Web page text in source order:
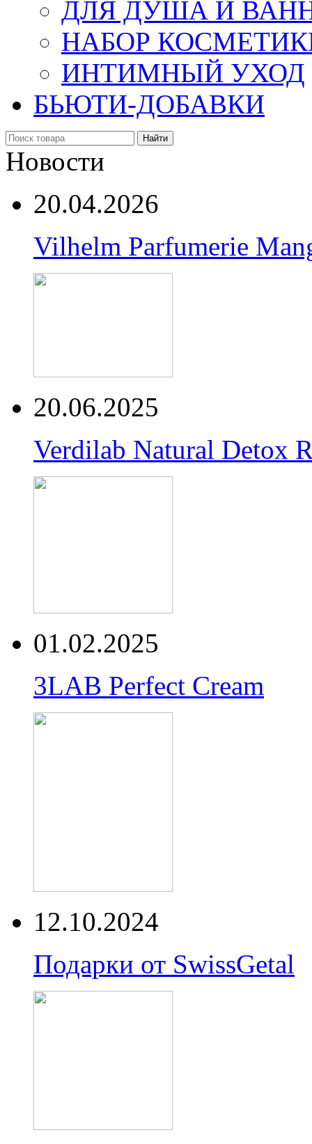
ДЛЯ ДУША И
НАБОР
ИНТИМНЫЙ УХОД
БЬЮТИ-ДОБАВКИ
Найти
Новости
20.04.2026
Vilhelm Parfumerie
20.06.2025
Verdilab Natural Detox
01.02.2025
3LAB Perfect Cream
12.10.2024
Подарки от SwissGetal